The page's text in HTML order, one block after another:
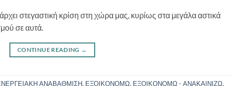
στεγαστική κρίση στη χώρα μας, κυρίως στα μεγάλα αστικά
σε αυτά.
CONTINUE READING →
ΑΝΑΒΑΘΜΙΣΗ, ΕΞΟΙΚΟΝΟΜΩ, ΕΞΟΙΚΟΝΟΜΩ - ΑΝΑΚΑΙΝΙΖΩ,